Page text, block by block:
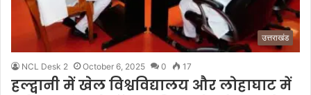
उत्तराखंड
NCL Desk 2 October 6, 2025 0 17
हल्द्वानी में खेल विश्वविद्यालय और लोहाघाट में